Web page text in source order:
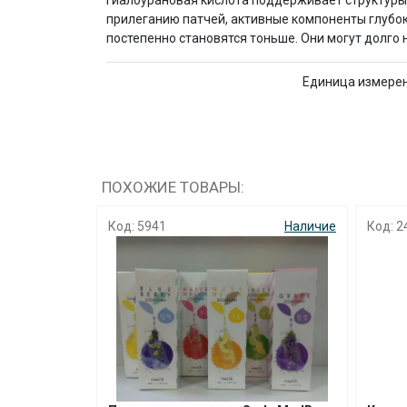
прилеганию патчей, активные компоненты
постепенно становятся тоньше. Они могут
Единица
ПОХОЖИЕ ТОВАРЫ:
Код: 5941 Наличие Код: